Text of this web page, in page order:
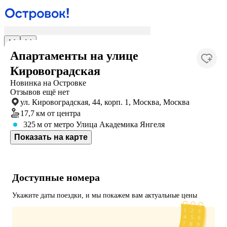
Апартаменты на улице
Кировоградская
Новинка на Островке
Отзывов ещё нет
ул. Кировоградская, 44, корп. 1, Москва, Москва
17,7 км от центра
325 м от метро Улица Академика Янгеля
Показать на карте
Доступные номера
Укажите даты поездки, и мы покажем вам актуальные цены